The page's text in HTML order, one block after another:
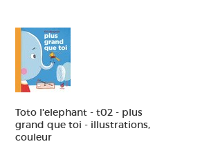
Toto l'elephant - t02 - plus
grand que toi - illustrations,
couleur